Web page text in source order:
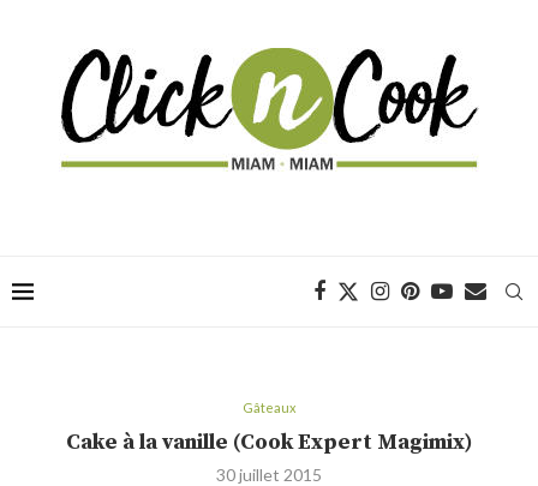
Gâteaux
Cake à la vanille (Cook Expert Magimix)
30 juillet 2015